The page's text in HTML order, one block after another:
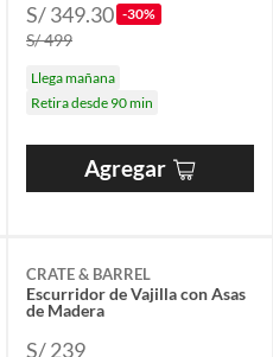
S/ 349.30 -30%
S/ 499
Llega mañana
Retira desde 90 min
Agregar
CRATE & BARREL
Escurridor de Vajilla con Asas
de Madera
S/ 239